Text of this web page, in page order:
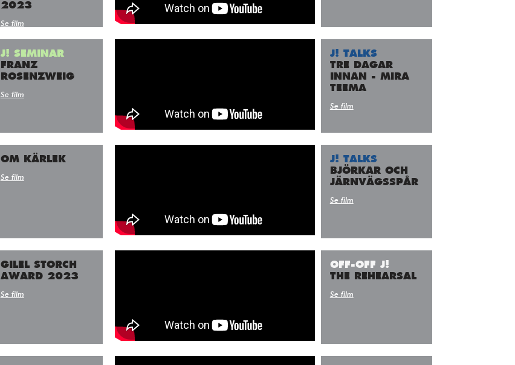
2023
Se film
J! SEMINAR
FRANZ
ROSENZWEIG
Se film
J! TALKS
TRE DAGAR
INNAN - MIRA
TEEMA
Se film
OM KÄRLEK
Se film
J! TALKS
BJÖRKAR OCH
JÄRNVÄGSSPÅR
Se film
GILEL STORCH
AWARD 2023
Se film
OFF-OFF J!
THE REHEARSAL
Se film